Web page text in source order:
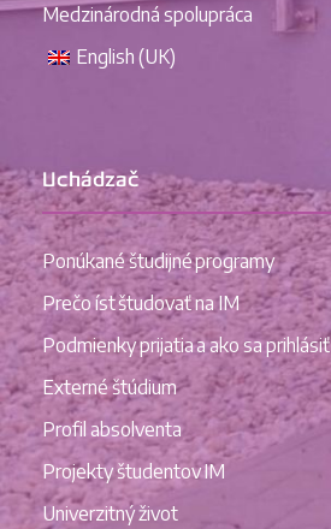
Medzinárodná spolupráca
English (UK)
Uchádzač
Ponúkané študijné programy
Prečo íst študovať na IM
Podmienky prijatia a ako sa prihlásiť
Externé štúdium
Profil absolventa
Projekty študentov IM
Univerzitný život